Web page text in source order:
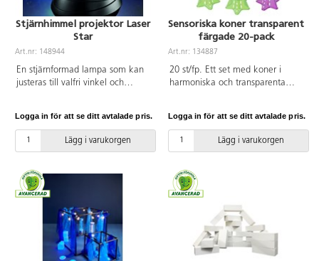
Stjärnhimmel projektor Laser
Star
Art.nr: 148944
En stjärnformad lampa som kan
justeras till valfri vinkel och
ger illusion om att vissa är
närmare och vissa längre bort. En
del stjärnor rör sig och ibland kan
även styra om det ska vara klart
eller lite moln. Stjärnorna lyser
grönt. Kan väggmonteras. En
automatisk timer och stänger av
efter två timmar. Transformator
ingår. Mått: 22x24x28 cm.
Logga in för att se ditt avtalade pris.
Lägg i varukorgen
Sensoriska koner transparent
färgade 20-pack
Art.nr: 134887
20 st/fp. Ett set med koner i
harmoniska och transparenta
tillsammans med annat material.
Prova gärna framför projektorn
tillsammans med konerna i
skillnaderna. Bygg på höjden,
stoppa i varandra, använd i sand
och vatten eller sätt en lampa
inuti! Mått: stora koner
B20xH22xD19 cm, små koner
B14xH14xD13 cm. Av PP. PVC-
fri. Från 10 månader.
Logga in för att se ditt avtalade pris.
Lägg i varukorgen